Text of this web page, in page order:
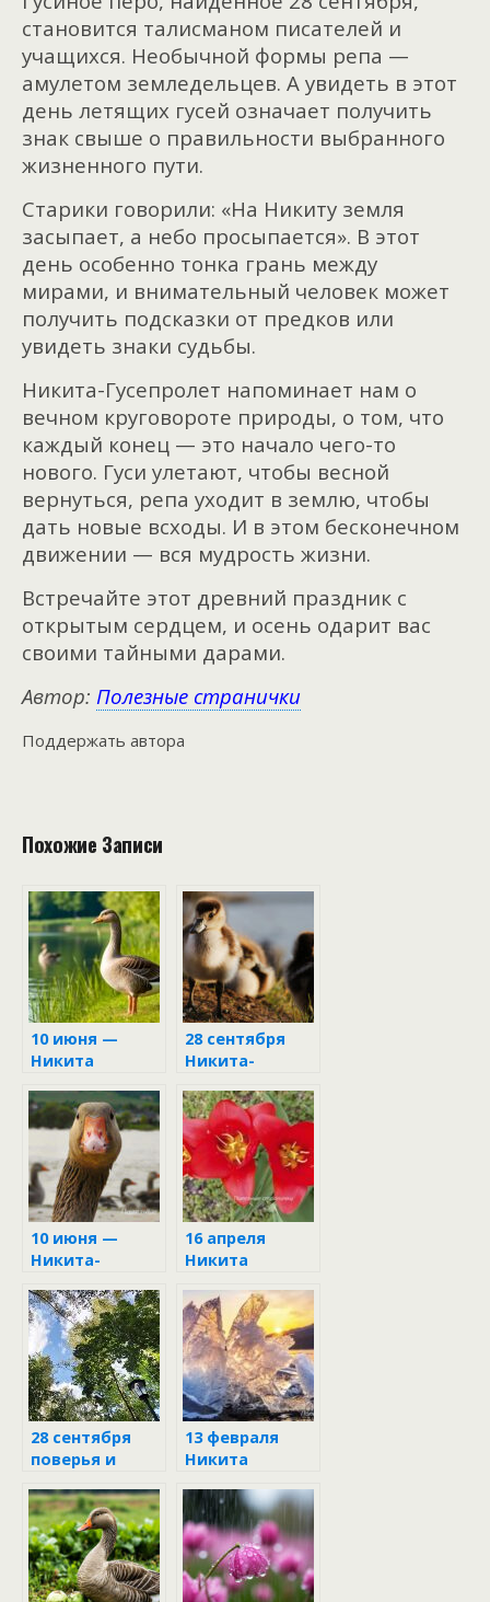
становится талисманом писателей и
учащихся. Необычной формы репа —
амулетом земледельцев. А увидеть в этот
день летящих гусей означает получить
знак свыше о правильности выбранного
жизненного пути.
Старики говорили: «На Никиту земля
засыпает, а небо просыпается». В этот
день особенно тонка грань между
мирами, и внимательный человек может
получить подсказки от предков или
увидеть знаки судьбы.
Никита-Гусепролет напоминает нам о
вечном круговороте природы, о том, что
каждый конец — это начало чего-то
нового. Гуси улетают, чтобы весной
вернуться, репа уходит в землю, чтобы
дать новые всходы. И в этом бесконечном
движении — вся мудрость жизни.
Встречайте этот древний праздник с
открытым сердцем, и осень одарит вас
своими тайными дарами.
Автор: Полезные странички
Поддержать автора
Похожие Записи
10 июня —
Никита
приметы и
запреты
28 сентября
Никита-
10 июня —
Никита-
16 апреля
Никита
28 сентября
поверья и
приметы
13 февраля
Никита